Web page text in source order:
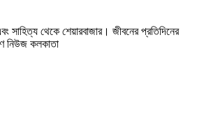
সাহিত্য থেকে শেয়ারবাজার। জীবনের প্রতিদিনের
নিউজ কলকাতা